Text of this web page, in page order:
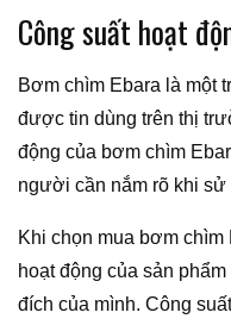
Công suất hoạt
Bơm chìm Ebara là một
được tin dùng trên thị
động của bơm chìm
người cần nắm rõ khi sử
Khi chọn mua bơm chìm
hoạt động của sản
đích của mình. Công